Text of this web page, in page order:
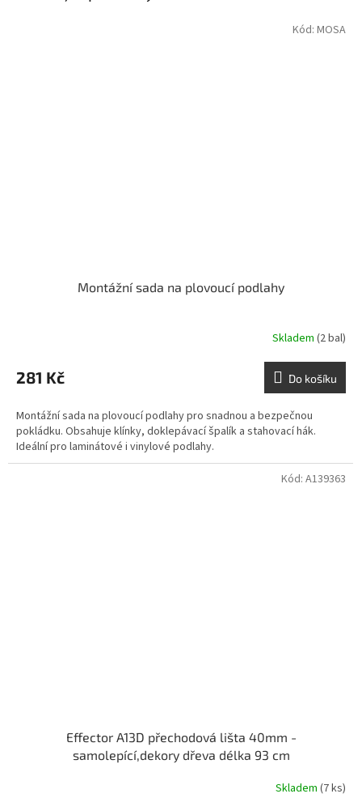
Montážní sada na plovoucí podlahy
Skladem (2 bal)
281 Kč Do košíku
Montážní sada na plovoucí podlahy pro snadnou a bezpečnou
pokládku. Obsahuje klínky, doklepávací špalík a stahovací hák.
Ideální pro laminátové i vinylové podlahy.
Kód: MOSA
Effector A13D přechodová lišta 40mm -
samolepící,dekory dřeva délka 93 cm
Skladem (7 ks)
Kód: A139363